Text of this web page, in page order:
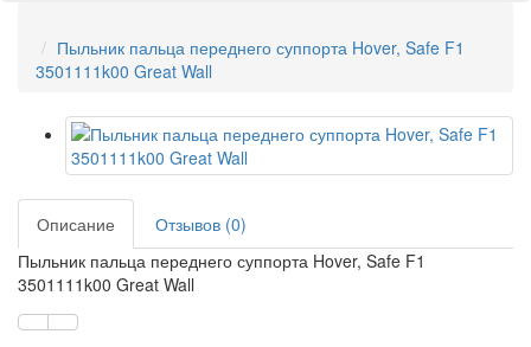
Пыльник пальца переднего суппорта Hover, Safe F1
3501111k00 Great Wall
Описание
Отзывов (0)
Пыльник пальца переднего суппорта Hover, Safe F1
3501111k00 Great Wall